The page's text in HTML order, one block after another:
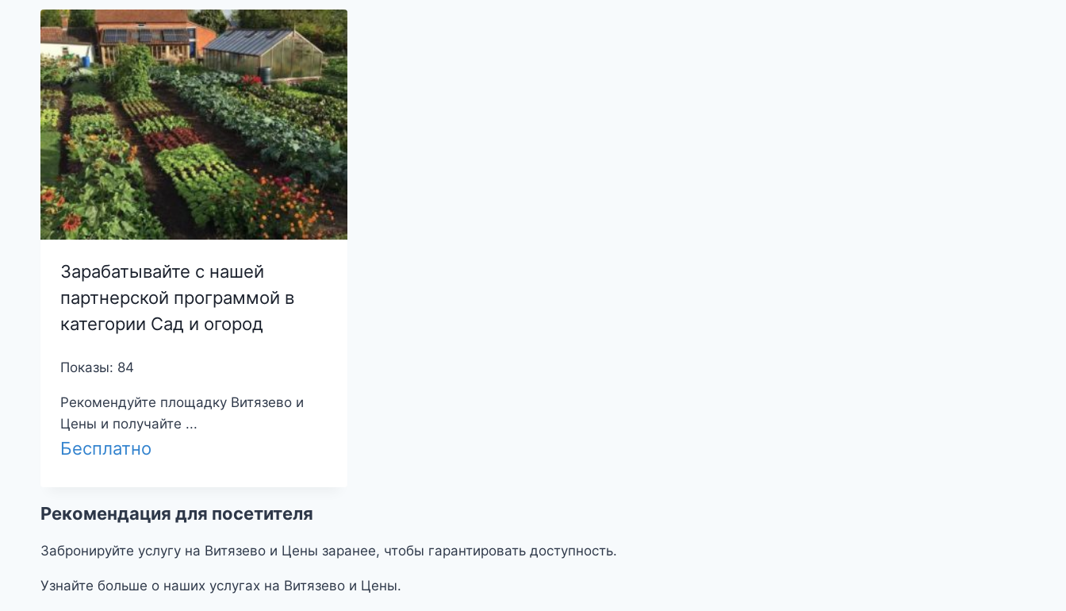
Зарабатывайте с нашей
партнерской программой в
категории Сад и огород
Показы: 84
Рекомендуйте площадку Витязево и
Цены и получайте ...
Бесплатно
Рекомендация для посетителя
Забронируйте услугу на Витязево и Цены заранее, чтобы гарантировать доступность.
Узнайте больше о наших услугах на Витязево и Цены.